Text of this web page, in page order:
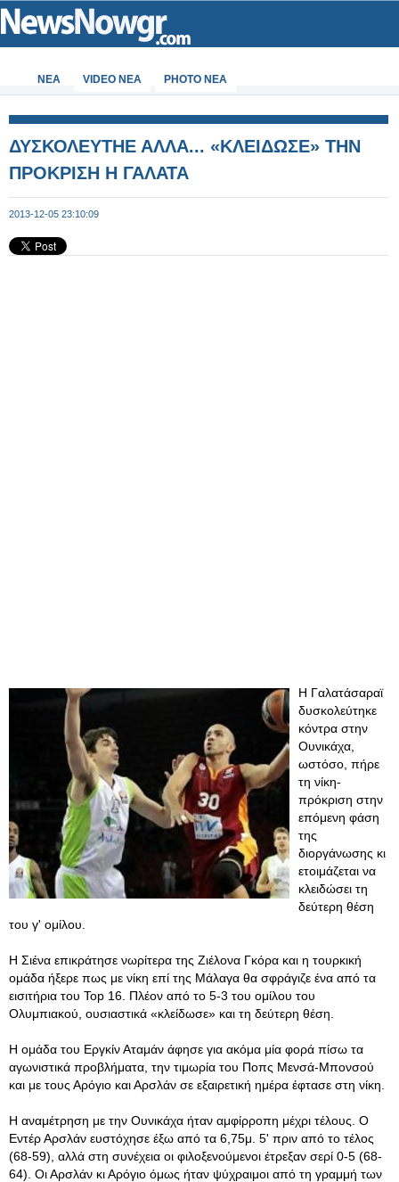
ΝΕΑ VIDEO NEA PHOTO NEA
ΔΥΣΚΟΛΕΥΤΗΕ ΑΛΛΑ... «ΚΛΕΙΔΩΣΕ» ΤΗΝ
ΠΡΟΚΡΙΣΗ Η ΓΑΛΑΤΑ
2013-12-05 23:10:09
Η Γαλατάσαραϊ
δυσκολεύτηκε
κόντρα στην
Ουνικάχα,
ωστόσο, πήρε
τη νίκη-
πρόκριση στην
επόμενη φάση
της
διοργάνωσης κι
ετοιμάζεται να
κλειδώσει τη
δεύτερη θέση
του γ' ομίλου.
Η Σιένα επικράτησε νωρίτερα της Ζιέλονα Γκόρα και η τουρκική
ομάδα ήξερε πως με νίκη επί της Μάλαγα θα σφράγιζε ένα από τα
εισιτήρια του Top 16. Πλέον από το 5-3 του ομίλου του
Ολυμπιακού, ουσιαστικά «κλείδωσε» και τη δεύτερη θέση.
H ομάδα του Εργκίν Αταμάν άφησε για ακόμα μία φορά πίσω τα
αγωνιστικά προβλήματα, την τιμωρία του Ποπς Μενσά-Μπονσού
και με τους Αρόγιο και Αρσλάν σε εξαιρετική ημέρα έφτασε στη νίκη.
Η αναμέτρηση με την Ουνικάχα ήταν αμφίρροπη μέχρι τέλους. Ο
Εντέρ Αρσλάν ευστόχησε έξω από τα 6,75μ. 5' πριν από το τέλος
(68-59), αλλά στη συνέχεια οι φιλοξενούμενοι έτρεξαν σερί 0-5 (68-
64). Οι Αρσλάν κι Αρόγιο όμως ήταν ψύχραιμοι από τη γραμμή των